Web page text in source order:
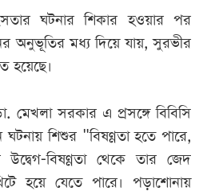
ঘটনার শিকার হওয়ার পর
অনুভূতির মধ্য দিয়ে যায়, সুরভীর
হয়েছে।
মেখলা সরকার এ প্রসঙ্গে বিবিসি
শিশুর "বিষণ্ণতা হতে পারে,
বিষণ্ণতা থেকে তার জেদ
হয়ে যেতে পারে। পড়াশোনায়